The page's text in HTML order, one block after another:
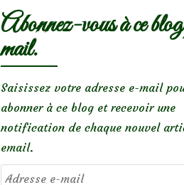
Abonnez-vous à ce
mail.
Saisissez votre adresse e-mail
abonner à ce blog et recevoir une
notification de chaque nouvel
email.
Adresse